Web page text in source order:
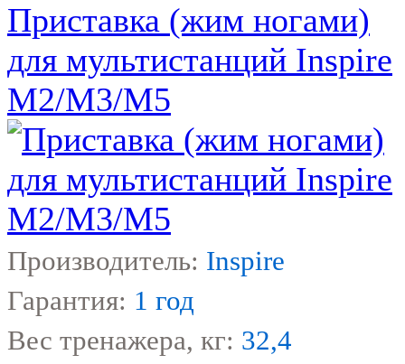
Приставка (жим ногами)
для мультистанций Inspire
М2/М3/М5
Производитель: Inspire
Гарантия: 1 год
Вес тренажера, кг: 32,4